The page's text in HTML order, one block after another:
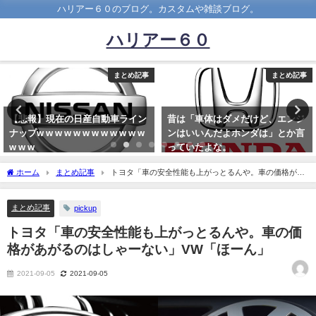
ハリアー６０のブログ。カスタムや雑談ブログ。
ハリアー６０
まとめ記事
昔は「車体はダメだけど、エンジ
ンはいいんだよホンダは」とか言
っていたよな。
まとめ記事
お前ら車検ってどこで受けてる？
2024-09-21
ホーム まとめ記事
トヨタ「車の安全性能も上がっとるんや。車の価格があ
がるのはしゃーない」VW「ほーん」
まとめ記事 pickup
トヨタ「車の安全性能も上がっとるんや。車の価
格があがるのはしゃーない」VW「ほーん」
2021-09-05 2021-09-05